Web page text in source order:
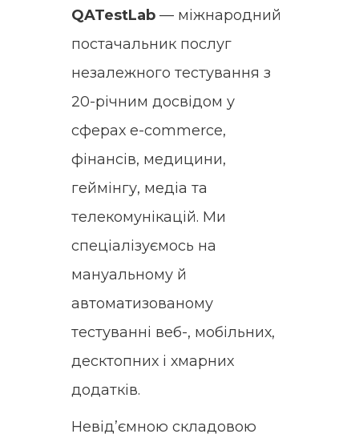
QATestLab — міжнародний
постачальник послуг
незалежного тестування з
20-річним досвідом у
сферах e-commerce,
фінансів, медицини,
геймінгу, медіа та
телекомунікацій. Ми
спеціалізуємось на
мануальному й
автоматизованому
тестуванні веб-, мобільних,
десктопних і хмарних
додатків.
Невід’ємною складовою